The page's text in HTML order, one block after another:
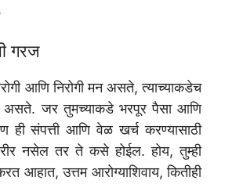
गरज
आणि निरोगी मन असते, त्याच्याकडेच
असते. जर तुमच्याकडे भरपूर पैसा आणि
संपत्ती आणि वेळ खर्च करण्यासाठी
नसेल तर ते कसे होईल. होय, तुम्ही
आहात, उत्तम आरोग्याशिवाय, कितीही